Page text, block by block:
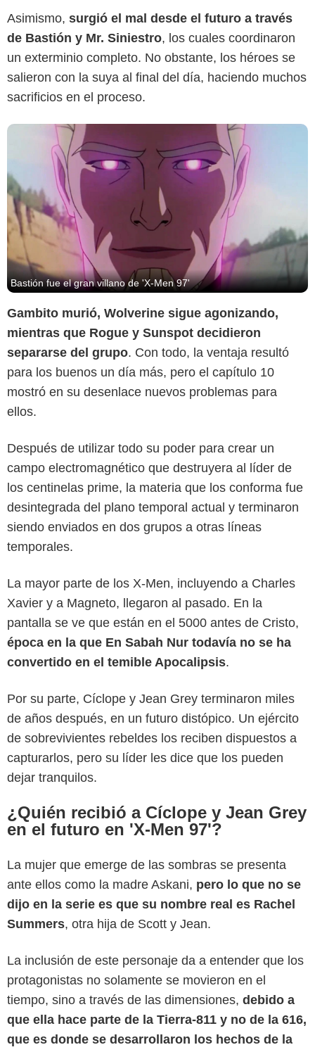
Asimismo, surgió el mal desde el futuro a través
de Bastión y Mr. Siniestro, los cuales coordinaron
un exterminio completo. No obstante, los héroes se
salieron con la suya al final del día, haciendo muchos
sacrificios en el proceso.
Bastión fue el gran villano de 'X-Men 97'
Gambito murió, Wolverine sigue agonizando,
mientras que Rogue y Sunspot decidieron
separarse del grupo. Con todo, la ventaja resultó
para los buenos un día más, pero el capítulo 10
mostró en su desenlace nuevos problemas para
ellos.
Después de utilizar todo su poder para crear un
campo electromagnético que destruyera al líder de
los centinelas prime, la materia que los conforma fue
desintegrada del plano temporal actual y terminaron
siendo enviados en dos grupos a otras líneas
temporales.
La mayor parte de los X-Men, incluyendo a Charles
Xavier y a Magneto, llegaron al pasado. En la
pantalla se ve que están en el 5000 antes de Cristo,
época en la que En Sabah Nur todavía no se ha
convertido en el temible Apocalipsis.
Por su parte, Cíclope y Jean Grey terminaron miles
de años después, en un futuro distópico. Un ejército
de sobrevivientes rebeldes los reciben dispuestos a
capturarlos, pero su líder les dice que los pueden
dejar tranquilos.
¿Quién recibió a Cíclope y Jean Grey
en el futuro en 'X-Men 97'?
La mujer que emerge de las sombras se presenta
ante ellos como la madre Askani, pero lo que no se
dijo en la serie es que su nombre real es Rachel
Summers, otra hija de Scott y Jean.
La inclusión de este personaje da a entender que los
protagonistas no solamente se movieron en el
tiempo, sino a través de las dimensiones, debido a
que ella hace parte de la Tierra-811 y no de la 616,
que es donde se desarrollaron los hechos de la